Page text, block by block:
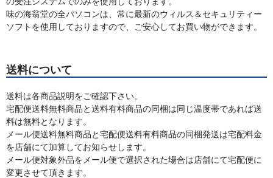
味の海翁堂の全パソコンは、常に最新のウィルス＆セキュリティー
ソフトを使用しておりますので、ご安心してお買い物ができます。
送料について
送料は各商品説明をご確認下さい。
宅配便送料無料商品と送料有料商品の同梱は同じ温度帯であれば送
料は無料となります。
メール便送料無料商品と宅配便送料有料商品の同梱発送は宅配料金
を店舗にて加算してお知らせします。
メール便対象外品をメール便で選択された場合は店舗にて宅配便に
変更させて頂きます。